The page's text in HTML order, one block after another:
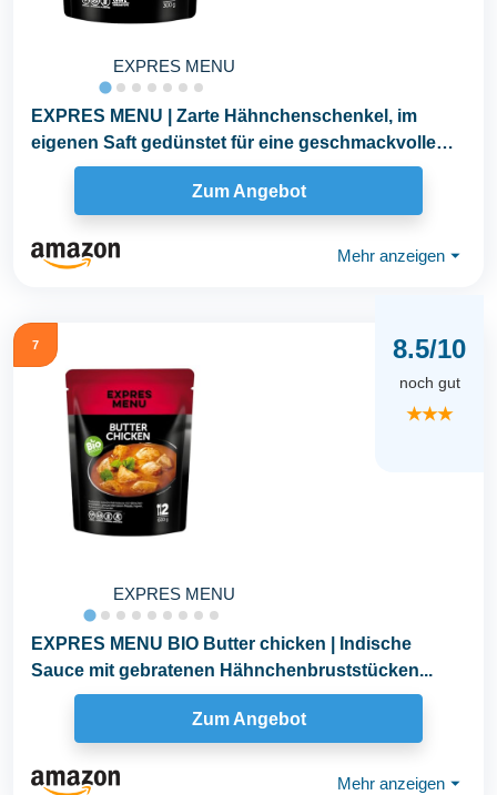
EXPRES MENU
EXPRES MENU | Zarte Hähnchenschenkel, im
eigenen Saft gedünstet für eine geschmackvolle
und...
Zum Angebot
Mehr anzeigen ⏷
7
EXPRES MENU
8.5/10
noch gut
★★★
EXPRES MENU BIO Butter chicken | Indische
Sauce mit gebratenen Hähnchenbruststücken...
Zum Angebot
Mehr anzeigen ⏷